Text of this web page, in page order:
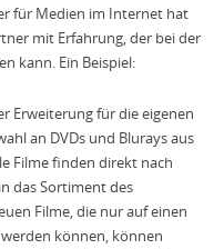
für Medien im Internet hat
mit Erfahrung, der bei der
kann. Ein Beispiel:
Erweiterung für die eigenen
an DVDs und Blurays aus
Filme finden direkt nach
das Sortiment des
Filme, die nur auf einen
können, können